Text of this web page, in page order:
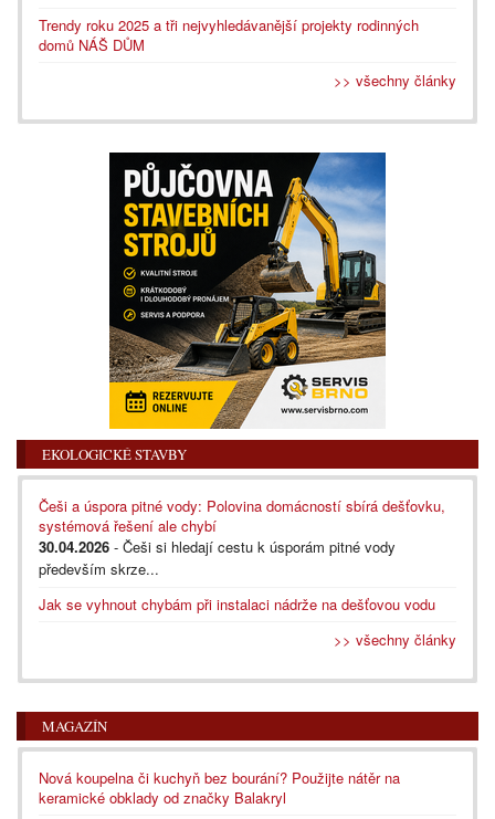
Trendy roku 2025 a tři nejvyhledávanější projekty rodinných
domů NÁŠ DŮM
>> všechny články
EKOLOGICKÉ STAVBY
Češi a úspora pitné vody: Polovina domácností sbírá dešťovku,
systémová řešení ale chybí
30.04.2026 - Češi si hledají cestu k úsporám pitné vody
především skrze...
Jak se vyhnout chybám při instalaci nádrže na dešťovou vodu
>> všechny články
MAGAZÍN
Nová koupelna či kuchyň bez bourání? Použijte nátěr na
keramické obklady od značky Balakryl